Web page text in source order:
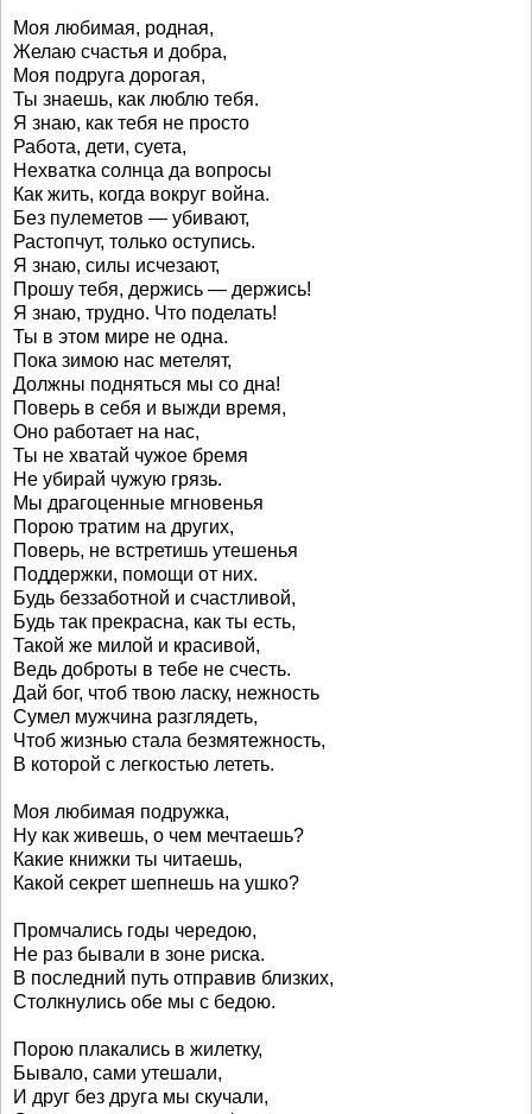
Моя любимая, родная,
Желаю счастья и добра,
Моя подруга дорогая,
Ты знаешь, как люблю тебя.
Я знаю, как тебя не просто
Работа, дети, суета,
Нехватка солнца да вопросы
Как жить, когда вокруг война.
Без пулеметов — убивают,
Растопчут, только оступись.
Я знаю, силы исчезают,
Прошу тебя, держись — держись!
Я знаю, трудно. Что поделать!
Ты в этом мире не одна.
Пока зимою нас метелят,
Должны подняться мы со дна!
Поверь в себя и выжди время,
Оно работает на нас,
Ты не хватай чужое бремя
Не убирай чужую грязь.
Мы драгоценные мгновенья
Порою тратим на других,
Поверь, не встретишь утешенья
Поддержки, помощи от них.
Будь беззаботной и счастливой,
Будь так прекрасна, как ты есть,
Такой же милой и красивой,
Ведь доброты в тебе не счесть.
Дай бог, чтоб твою ласку, нежность
Сумел мужчина разглядеть,
Чтоб жизнью стала безмятежность,
В которой с легкостью лететь.
Моя любимая подружка,
Ну как живешь, о чем мечтаешь?
Какие книжки ты читаешь,
Какой секрет шепнешь на ушко?
Промчались годы чередою,
Не раз бывали в зоне риска.
В последний путь отправив близких,
Столкнулись обе мы с бедою.
Порою плакались в жилетку,
Бывало, сами утешали,
И друг без друга мы скучали,